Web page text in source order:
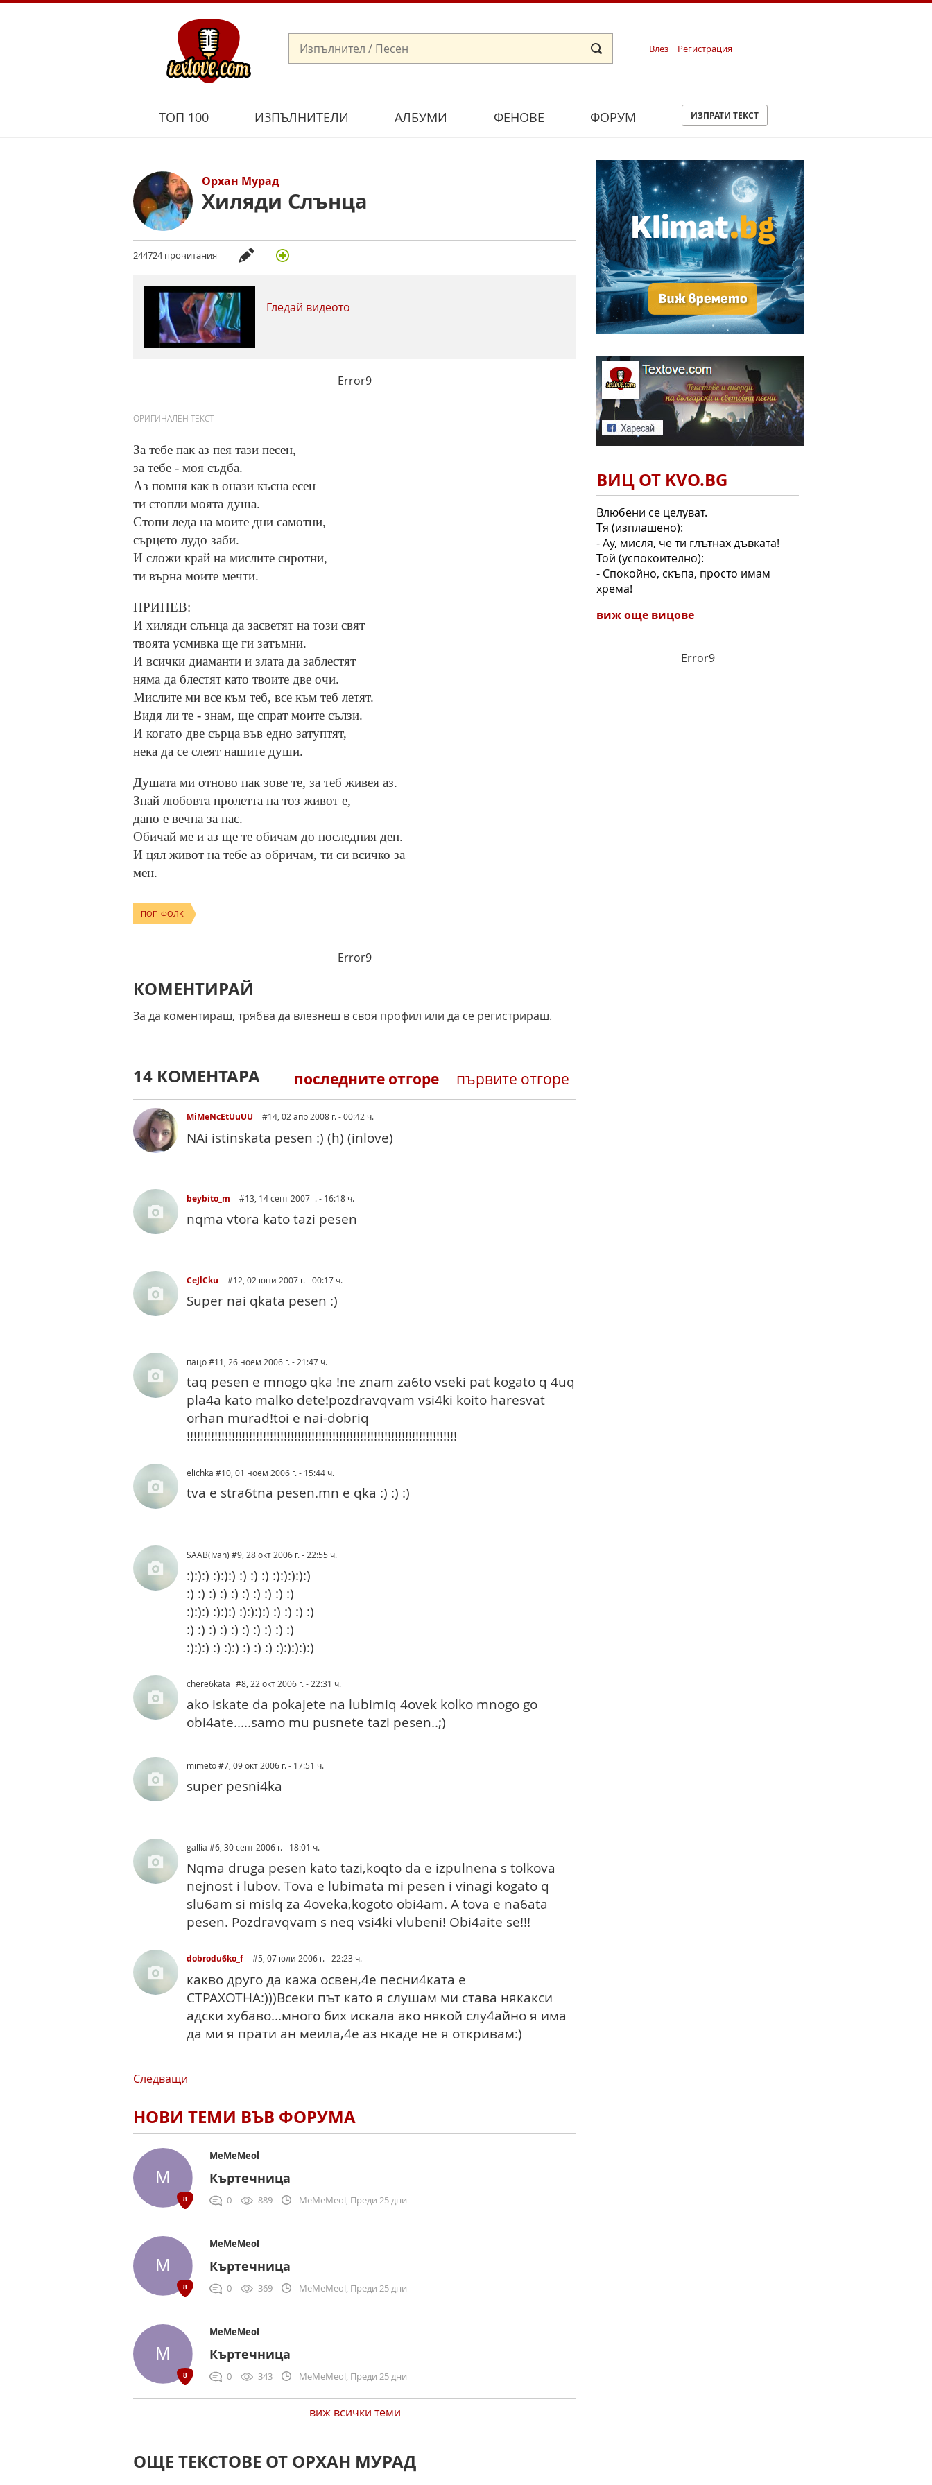
Влез Регистрация
ТОП 100 ИЗПЪЛНИТЕЛИ АЛБУМИ ФЕНОВЕ ФОРУМ ИЗПРАТИ ТЕКСТ
Орхан Мурад
Хиляди Слънца
244724 прочитания
Гледай видеото
Error9
ОРИГИНАЛЕН ТЕКСТ
За тебе пак аз пея тази песен,
за тебе - моя съдба.
Аз помня как в онази късна есен
ти стопли моята душа.
Стопи леда на моите дни самотни,
сърцето лудо заби.
И сложи край на мислите сиротни,
ти върна моите мечти.
ПРИПЕВ:
И хиляди слънца да засветят на този свят
твоята усмивка ще ги затъмни.
И всички диаманти и злата да заблестят
няма да блестят като твоите две очи.
Мислите ми все към теб, все към теб летят.
Видя ли те - знам, ще спрат моите сълзи.
И когато две сърца във едно затуптят,
нека да се слеят нашите души.
Душата ми отново пак зове те, за теб живея аз.
Знай любовта пролетта на тоз живот е,
дано е вечна за нас.
Обичай ме и аз ще те обичам до последния ден.
И цял живот на тебе аз обричам, ти си всичко за
мен.
ПОП-ФОЛК
Error9
КОМЕНТИРАЙ
За да коментираш, трябва да влезнеш в своя профил или да се регистрираш.
последните отгоре първите отгоре
14 КОМЕНТАРА
MiMeNcEtUuUU #14, 02 апр 2008 г. - 00:42 ч.
NAi istinskata pesen :) (h) (inlove)
beybito_m #13 , 14 септ 2007 г. - 16:18 ч.
nqma vtora kato tazi pesen
CeJlCku #12 , 02 юни 2007 г. - 00:17 ч.
Super nai qkata pesen :)
пацо#11 , 26 ноем 2006 г. - 21:47 ч.
taq pesen e mnogo qka !ne znam za6to vseki pat kogato q 4uq
pla4a kato malko dete!pozdravqvam vsi4ki koito haresvat
orhan murad!toi e nai-dobriq
!!!!!!!!!!!!!!!!!!!!!!!!!!!!!!!!!!!!!!!!!!!!!!!!!!!!!!!!!!!!!!!!!!!!!!!!!!!!!!
elichka #10, 01 ноем 2006 г. - 15:44 ч.
tva e stra6tna pesen.mn e qka :) :) :)
SAAB(Ivan) #9, 28 окт 2006 г. - 22:55 ч.
:):):) :):):) :) :) :) :):):):):)
:) :) :) :) :) :) :) :) :) :)
:):):) :):):) :):):):) :) :) :) :)
:) :) :) :) :) :) :) :) :) :)
:):):) :) :):) :) :) :) :):):):):)
chere6kata_ #8, 22 окт 2006 г. - 22:31 ч.
ako iskate da pokajete na lubimiq 4ovek kolko mnogo go
obi4ate.....samo mu pusnete tazi pesen..;)
mimeto#7, 09 окт 2006 г. - 17:51 ч.
super pesni4ka
gallia #6, 30 септ 2006 г. - 18:01 ч.
Nqma druga pesen kato tazi,koqto da e izpulnena s tolkova
nejnost i lubov. Tova e lubimata mi pesen i vinagi kogato q
slu6am si mislq za 4oveka,kogoto obi4am. A tova e na6ata
pesen. Pozdravqvam s neq vsi4ki vlubeni! Obi4aite se!!!
dobrodu6ko_f #5, 07 юли 2006 г. - 22:23 ч.
какво друго да кажа освен,4е песни4ката е
СТРАХОТНА:)))Всеки път като я слушам ми става някакси
адски хубаво...много бих искала ако някой слу4айно я има
да ми я прати ан меила,4е аз нкаде не я откривам:)
Следващи
НОВИ ТЕМИ ВЪВ ФОРУМА
MeMeMeol
Къртечница
0 889 MeMeMeol, Преди 25 дни
MeMeMeol
Къртечница
0 369 MeMeMeol, Преди 25 дни
MeMeMeol
Къртечница
0 343 MeMeMeol, Преди 25 дни
виж всички теми
ОЩЕ ТЕКСТОВЕ ОТ ОРХАН МУРАД
ВИЦ ОТ KVO.BG
Влюбени се целуват.
Тя (изплашено):
- Ау, мисля, че ти глътнах дъвката!
Той (успокоително):
- Спокойно, скъпа, просто имам
хрема!
виж още вицове
Error9